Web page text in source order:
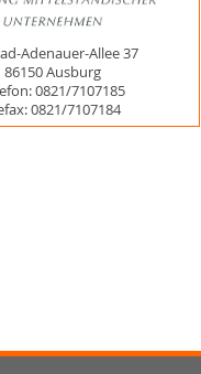
Adenauer-Allee 37
86150 Ausburg
0821/7107185
0821/7107184